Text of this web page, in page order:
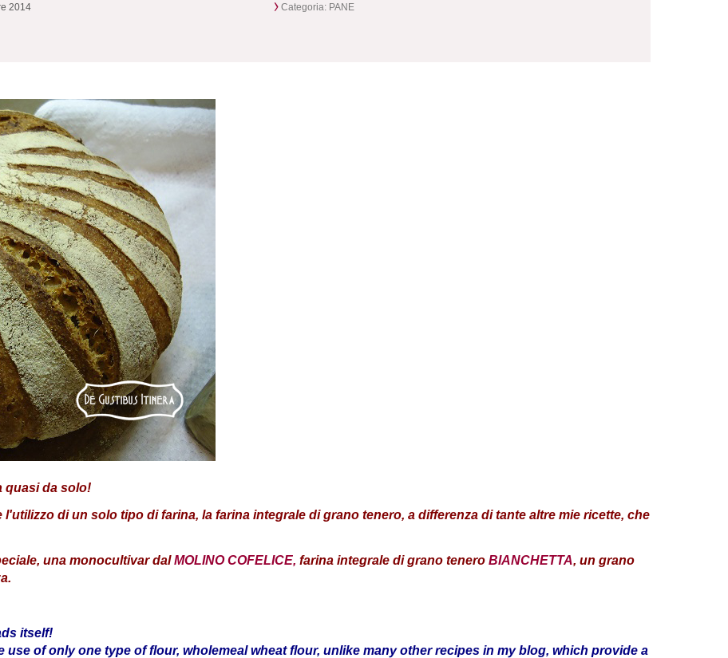
2014 Categoria: PANE
quasi da solo!
di un solo tipo di farina, la farina integrale di grano tenero, a differenza di tante altre mie ricette, che
una monocultivar dalMOLINO COFELICE, farina integrale di grano tenero BIANCHETTA, un grano
itself!
use of only one type of flour, wholemeal wheat flour, unlike many other recipes in my blog, which provide a